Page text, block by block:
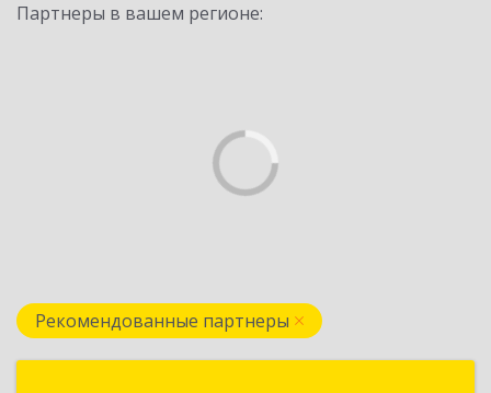
Партнеры в вашем регионе:
Рекомендованные партнеры